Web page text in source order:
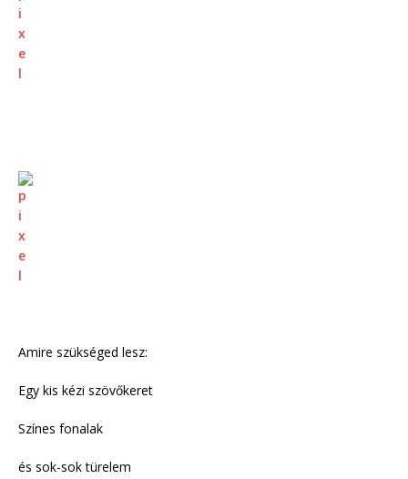
Amire szükséged lesz:
Egy kis kézi szövőkeret
Színes fonalak
és sok-sok türelem